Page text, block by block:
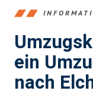
ein
nach